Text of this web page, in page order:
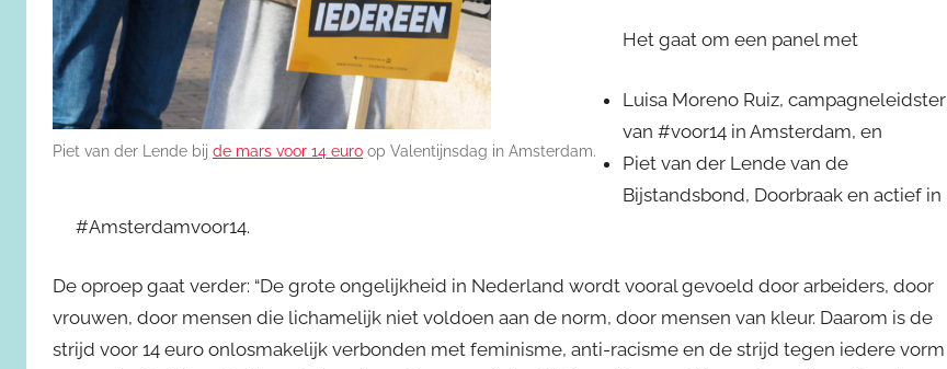
Piet van der Lende bij de mars voor 14 euro op Valentijnsdag in Amsterdam.
Het gaat om een panel met
Luisa Moreno Ruiz, campagneleidster
van #voor14 in Amsterdam, en
Piet van der Lende van de
Bijstandsbond, Doorbraak en actief in
#Amsterdamvoor14.
De oproep gaat verder: “De grote ongelijkheid in Nederland wordt vooral gevoeld door arbeiders, door
vrouwen, door mensen die lichamelijk niet voldoen aan de norm, door mensen van kleur. Daarom is de
strijd voor 14 euro onlosmakelijk verbonden met feminisme, anti-racisme en de strijd tegen iedere vorm